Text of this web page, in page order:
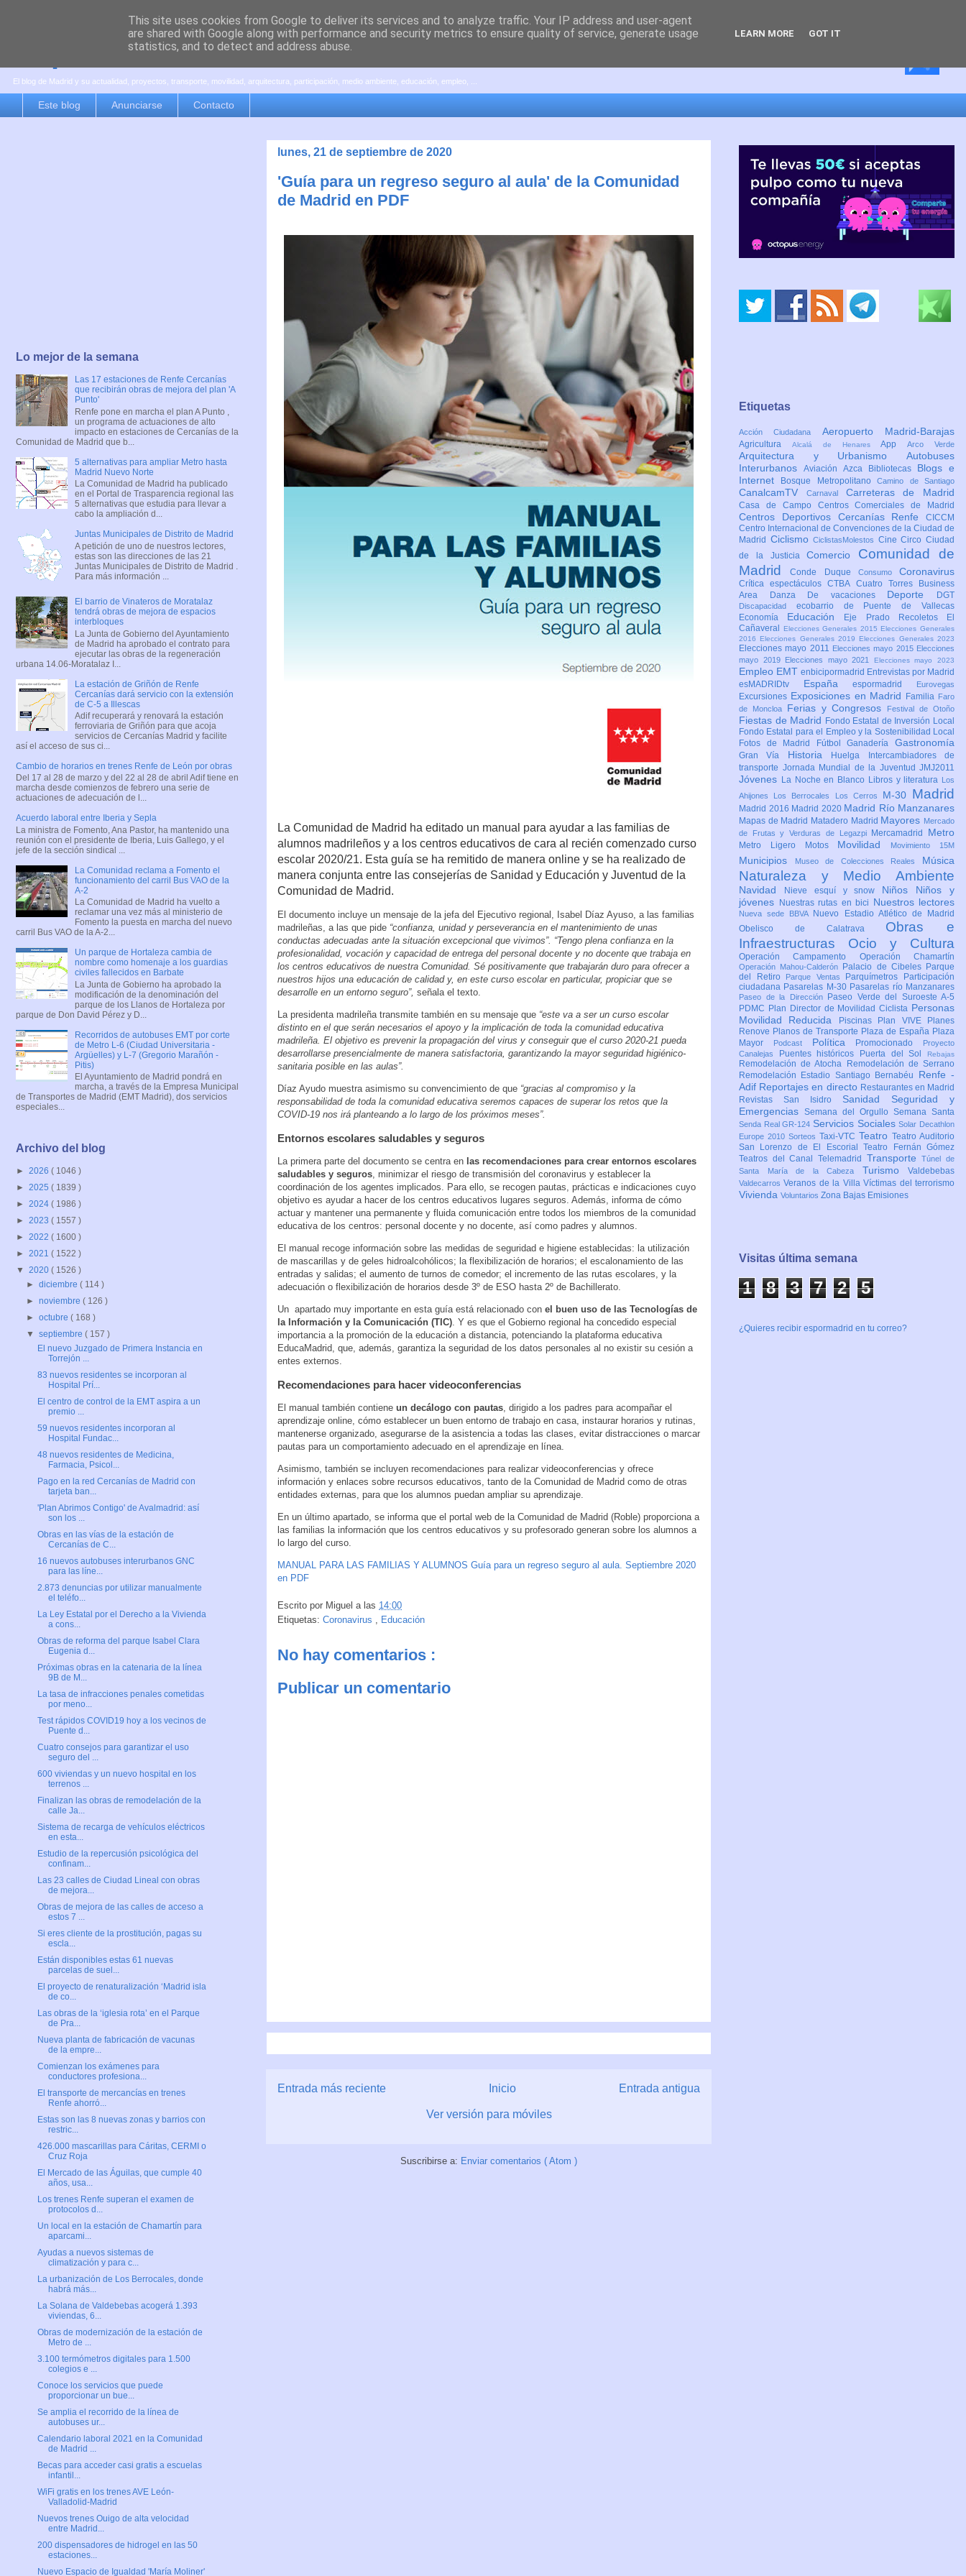
es por madrid
El blog de Madrid y su actualidad, proyectos, transporte, movilidad, arquitectura, participación, medio ambiente, educación, empleo, ...
Este blog Anunciarse Contacto
lunes, 21 de septiembre de 2020
'Guía para un regreso seguro al aula' de la Comunidad
de Madrid en PDF
La Comunidad de Madrid ha editado un manual para ayudar a las familias de
alumnos madrileños y a los centros educativos de cara al recién comenzado curso
escolar 2020/21. Esta guía se ha remitido de manera online y se ha realizado de
manera conjunta entre las consejerías de Sanidad y Educación y Juventud de la
Comunidad de Madrid.
El documento incluye un mensaje de la jefa del Ejecutivo regional, Isabel Díaz Ayuso, a las familias
madrileñas, a las que pide “confianza, unidad y perseverancia en el mantenimiento de unas
conductas adecuadas ante la situación excepcional que vivimos”. “Tengo plena confianza en la
profesionalidad, vocación y capacidad de entrega del personal docente y no docente que trabaja en
los centros educativos de nuestra Comunidad. Sé positivamente que trabajarán duro para ofrecer a
nuestros hijos una educación de calidad y, en este curso escolar en particular, propiciar que se
desarrolle en un entorno seguro”, señala el texto.
La presidenta madrileña transmite también en su mensaje que “este va a ser un curso escolar
distinto en el que serán necesarios el apoyo y la implicación de toda la comunidad educativa
madrileña. El objetivo es prevenir la propagación del virus y conseguir que el curso 2020-21 pueda
desarrollarse presencialmente de manera satisfactoria, garantizando la mayor seguridad higiénico-
sanitaria posible en las aulas”.
Díaz Ayudo muestra asimismo su convencimiento de que “gracias al compromiso y la
responsabilidad de toda la comunidad educativa seremos capaces de superar los retos que la
COVID-19 nos irá planteando a lo largo de los próximos meses”.
Entornos escolares saludables y seguros
La primera parte del documento se centra en las recomendaciones para crear entornos escolares
saludables y seguros , minimizar el riesgo de transmisión del coronavirus y establecer la
coordinación de los agentes implicados. Para ello, se recogen pautas, prácticas e indicaciones cuyo
objetivo es ayudar a hacer de los centros educativos lugares seguros. Además, informa de cómo
actuar y mantener una permanente y fluida comunicación entre todos los miembros de la comunidad
educativa de los centros: personal docente y no docente, así como padres y alumnos.
El manual recoge información sobre las medidas de seguridad e higiene establecidas: la utilización
de mascarillas y de geles hidroalcohólicos; la flexibilización de horarios; el escalonamiento de las
entradas y salidas; el aumento de turnos de comedor; el incremento de las rutas escolares, y la
adecuación o flexibilización de horarios desde 3º de ESO hasta 2º de Bachillerato.
Un apartado muy importante en esta guía está relacionado con el buen uso de las Tecnologías de
la Información y la Comunicación (TIC) . Y es que el Gobierno regional ha concedido especial
importancia a la promoción de la educación a distancia, potenciando la plataforma educativa
EducaMadrid, que, además, garantiza la seguridad de los datos personales al no existir su cesión a
entes externos.
Recomendaciones para hacer videoconferencias
El manual también contiene un decálogo con pautas , dirigido a los padres para acompañar el
aprendizaje online, cómo establecer un buen entorno de trabajo en casa, instaurar horarios y rutinas,
mantenerse organizado, asegurarse de la asistencia a todas las clases, evitar distracciones o marcar
pautas para un comportamiento adecuado en el aprendizaje en línea.
Asimismo, también se incluyen recomendaciones para realizar videoconferencias y ofrece
información y enlaces sobre recursos educativos, tanto de la Comunidad de Madrid como de otras
entidades externas, para que los alumnos puedan ampliar su aprendizaje.
En un último apartado, se informa que el portal web de la Comunidad de Madrid (Roble) proporciona a
las familias la información que los centros educativos y su profesorado generan sobre los alumnos a
lo largo del curso.
MANUAL PARA LAS FAMILIAS Y ALUMNOS Guía para un regreso seguro al aula. Septiembre 2020
en PDF
Escrito por Miguel a las 14:00
Etiquetas: Coronavirus , Educación
No hay comentarios :
Publicar un comentario
Entrada más reciente Entrada antigua
Inicio
Ver versión para móviles
Suscribirse a: Enviar comentarios ( Atom )
Lo mejor de la semana
Las 17 estaciones de Renfe Cercanías
que recibirán obras de mejora del plan 'A
Punto'
Renfe pone en marcha el plan A Punto ,
un programa de actuaciones de alto
impacto en estaciones de Cercanías de la
Comunidad de Madrid que b...
5 alternativas para ampliar Metro hasta
Madrid Nuevo Norte
La Comunidad de Madrid ha publicado
en el Portal de Trasparencia regional las
5 alternativas que estudia para llevar a
cabo la ampliación d...
Juntas Municipales de Distrito de Madrid
A petición de uno de nuestros lectores,
estas son las direcciones de las 21
Juntas Municipales de Distrito de Madrid .
Para más información ...
El barrio de Vinateros de Moratalaz
tendrá obras de mejora de espacios
interbloques
La Junta de Gobierno del Ayuntamiento
de Madrid ha aprobado el contrato para
ejecutar las obras de la regeneración
urbana 14.06-Moratalaz I...
La estación de Griñón de Renfe
Cercanías dará servicio con la extensión
de C-5 a Illescas
Adif recuperará y renovará la estación
ferroviaria de Griñón para que acoja
servicios de Cercanías Madrid y facilite
así el acceso de sus ci...
Cambio de horarios en trenes Renfe de León por obras
Del 17 al 28 de marzo y del 22 al 28 de abril Adif tiene en
marcha desde comienzos de febrero una serie de
actuaciones de adecuación de l...
Acuerdo laboral entre Iberia y Sepla
La ministra de Fomento, Ana Pastor, ha mantenido una
reunión con el presidente de Iberia, Luis Gallego, y el
jefe de la sección sindical ...
La Comunidad reclama a Fomento el
funcionamiento del carril Bus VAO de la
A-2
La Comunidad de Madrid ha vuelto a
reclamar una vez más al ministerio de
Fomento la puesta en marcha del nuevo
carril Bus VAO de la A-2...
Un parque de Hortaleza cambia de
nombre como homenaje a los guardias
civiles fallecidos en Barbate
La Junta de Gobierno ha aprobado la
modificación de la denominación del
parque de los Llanos de Hortaleza por
parque de Don David Pérez y D...
Recorridos de autobuses EMT por corte
de Metro L-6 (Ciudad Universitaria -
Argüelles) y L-7 (Gregorio Marañón -
Pitis)
El Ayuntamiento de Madrid pondrá en
marcha, a través de la Empresa Municipal
de Transportes de Madrid (EMT Madrid), dos servicios
especiales...
Archivo del blog
► 2026 ( 1046 )
► 2025 ( 1839 )
► 2024 ( 1986 )
► 2023 ( 1557 )
► 2022 ( 1600 )
► 2021 ( 1522 )
▼ 2020 ( 1526 )
►diciembre( 114 )
►noviembre( 126 )
►octubre( 168 )
▼septiembre( 157 )
El nuevo Juzgado de Primera Instancia en
Torrejón ...
83 nuevos residentes se incorporan al
Hospital Prí...
El centro de control de la EMT aspira a un
premio ...
59 nuevos residentes incorporan al
Hospital Fundac...
48 nuevos residentes de Medicina,
Farmacia, Psicol...
Pago en la red Cercanías de Madrid con
tarjeta ban...
'Plan Abrimos Contigo' de Avalmadrid: así
son los ...
Obras en las vías de la estación de
Cercanías de C...
16 nuevos autobuses interurbanos GNC
para las líne...
2.873 denuncias por utilizar manualmente
el teléfo...
La Ley Estatal por el Derecho a la Vivienda
a cons...
Obras de reforma del parque Isabel Clara
Eugenia d...
Próximas obras en la catenaria de la línea
9B de M...
La tasa de infracciones penales cometidas
por meno...
Test rápidos COVID19 hoy a los vecinos de
Puente d...
Cuatro consejos para garantizar el uso
seguro del ...
600 viviendas y un nuevo hospital en los
terrenos ...
Finalizan las obras de remodelación de la
calle Ja...
Sistema de recarga de vehículos eléctricos
en esta...
Estudio de la repercusión psicológica del
confinam...
Las 23 calles de Ciudad Lineal con obras
de mejora...
Obras de mejora de las calles de acceso a
estos 7 ...
Si eres cliente de la prostitución, pagas su
escla...
Están disponibles estas 61 nuevas
parcelas de suel...
El proyecto de renaturalización ‘Madrid isla
de co...
Las obras de la ‘iglesia rota’ en el Parque
de Pra...
Nueva planta de fabricación de vacunas
de la empre...
Comienzan los exámenes para
conductores profesiona...
El transporte de mercancías en trenes
Renfe ahorró...
Estas son las 8 nuevas zonas y barrios con
restric...
426.000 mascarillas para Cáritas, CERMI o
Cruz Roja
El Mercado de las Águilas, que cumple 40
años, usa...
Los trenes Renfe superan el examen de
protocolos d...
Un local en la estación de Chamartín para
aparcami...
Ayudas a nuevos sistemas de
climatización y para c...
La urbanización de Los Berrocales, donde
habrá más...
La Solana de Valdebebas acogerá 1.393
viviendas, 6...
Obras de modernización de la estación de
Metro de ...
3.100 termómetros digitales para 1.500
colegios e ...
Conoce los servicios que puede
proporcionar un bue...
Se amplia el recorrido de la línea de
autobuses ur...
Calendario laboral 2021 en la Comunidad
de Madrid ...
Becas para acceder casi gratis a escuelas
infantil...
WiFi gratis en los trenes AVE León-
Valladolid-Madrid
Nuevos trenes Ouigo de alta velocidad
entre Madrid...
200 dispensadores de hidrogel en las 50
estaciones...
Nuevo Espacio de Igualdad 'María Moliner'
Etiquetas
Acción Ciudadana Aeropuerto Madrid-Barajas
Agricultura Alcalá de HenaresAppArco Verde
Arquitectura y Urbanismo Autobuses
Interurbanos Aviación Azca Bibliotecas Blogs e
Internet
Bosque MetropolitanoCamino de Santiago
CanalcamTV Carnaval Carreteras de Madrid
Casa de Campo Centros Comerciales de Madrid
Centros Deportivos Cercanías Renfe CICCM
Centro Internacional de Convenciones de la Ciudad de
Madrid CiclismoCiclistasMolestos CineCircoCiudad
de la JusticiaComercio Comunidad de
MadridConde Duque Consumo Coronavirus
Crítica espectáculosCTBA Cuatro Torres Business
Area
Danza De vacaciones Deporte DGT
Discapacidad ecobarrio de Puente de Vallecas
Economía Educación Eje Prado Recoletos
El
Cañaveral
Elecciones Generales 2015 Elecciones Generales
2016 Elecciones Generales 2019 Elecciones Generales 2023
Elecciones mayo 2011 Elecciones mayo 2015 Elecciones
mayo 2019
Elecciones mayo 2021 Elecciones mayo 2023
Empleo EMT enbicipormadrid Entrevistas por Madrid
esMADRIDtv Españaespormadrid Eurovegas
Excursiones Exposiciones en Madrid Familia Faro
de Moncloa
Ferias y Congresos Festival de Otoño
Fiestas de Madrid Fondo Estatal de Inversión Local
Fondo Estatal para el Empleo y la Sostenibilidad Local
Fotos de Madrid
FútbolGanaderíaGastronomía
Gran Vía Historia Huelga
Intercambiadores de
transporte Jornada Mundial de la Juventud JMJ2011
Jóvenes La Noche en Blanco Libros y literatura
Los
Ahijones
Los Berrocales Los Cerros M-30 Madrid
Madrid 2016 Madrid 2020 Madrid Río Manzanares
Mapas de Madrid Matadero Madrid Mayores Mercado
de Frutas y Verduras de Legazpi
Mercamadrid Metro
Metro Ligero Motos Movilidad Movimiento 15M
Municipios Museo de Colecciones Reales Música
Naturaleza y Medio Ambiente
Navidad Nieve esquí y snow Niños Niños y
jóvenes
Nuestras rutas en bici Nuestros lectores
Nueva sede BBVA
Nuevo Estadio Atlético de Madrid
Obelisco de Calatrava Obras e
Infraestructuras Ocio y Cultura
Operación Campamento Operación Chamartín
Operación Mahou-Calderón Palacio de Cibeles Parque
del Retiro
Parque Ventas Parquímetros
Participación
ciudadana Pasarelas M-30 Pasarelas río Manzanares
Paseo de la Dirección
Paseo Verde del Suroeste A-5
PDMC Plan Director de Movilidad Ciclista Personas
Movilidad Reducida
Piscinas Plan VIVE
Planes
Renove Planos de Transporte Plaza de España Plaza
Mayor
Podcast Política Promocionado
Proyecto
Canalejas
Puentes históricos Puerta del Sol Rebajas
Remodelación de Atocha
Remodelación de Serrano
Remodelación Estadio Santiago Bernabéu Renfe -
Adif Reportajes en directo Restaurantes en Madrid
Revistas San Isidro Sanidad Seguridad y
Emergencias Semana del Orgullo Semana Santa
Senda Real GR-124 Servicios SocialesSolar Decathlon
Europe 2010 Sorteos Taxi-VTC Teatro Teatro Auditorio
San Lorenzo de El EscorialTeatro Fernán Gómez
Teatros del Canal Telemadrid TransporteTúnel de
Santa María de la Cabeza Turismo Valdebebas
ValdecarrosVeranos de la VillaVíctimas del terrorismo
Vivienda Voluntarios Zona Bajas Emisiones
Visitas última semana
1 8 3 7 2 5
¿Quieres recibir espormadrid en tu correo?
This site uses cookies from Google to deliver its services and to analyze traffic. Your IP address and user-agent
are shared with Google along with performance and security metrics to ensure quality of service, generate usage
statistics, and to detect and address abuse.
LEARN MORE GOT IT